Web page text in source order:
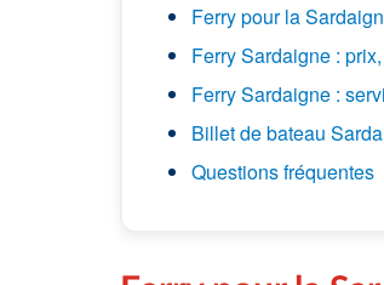
Ferry pour la
Ferry Sardaigne :
Ferry Sardaigne :
Billet de bateau
Questions fréquentes